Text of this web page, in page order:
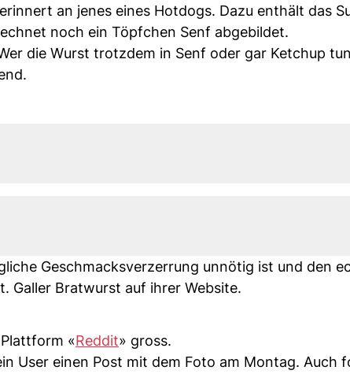
an jenes eines Hotdogs. Dazu enthält das
noch ein Töpfchen Senf abgebildet.
die Wurst trotzdem in Senf oder gar Ketchup
Geschmacksverzerrung unnötig ist und den
Galler Bratwurst auf ihrer Website.
«Reddit» gross.
User einen Post mit dem Foto am Montag. Auch